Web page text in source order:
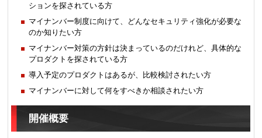
ションを探されている方
マイナンバー制度に向けて、どんなセキュリティ強化が必要な
のか知りたい方
マイナンバー対策の方針は決まっているのだけれど、具体的な
プロダクトを探されている方
導入予定のプロダクトはあるが、比較検討されたい方
マイナンバーに対して何をすべきか相談されたい方
開催概要